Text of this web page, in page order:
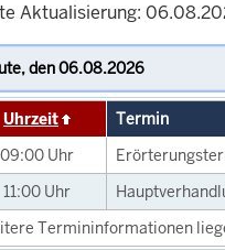
Aktualisierung:
Uhrzeit Termin
09:00 Uhr
11:00 Uhr
Termininformationen